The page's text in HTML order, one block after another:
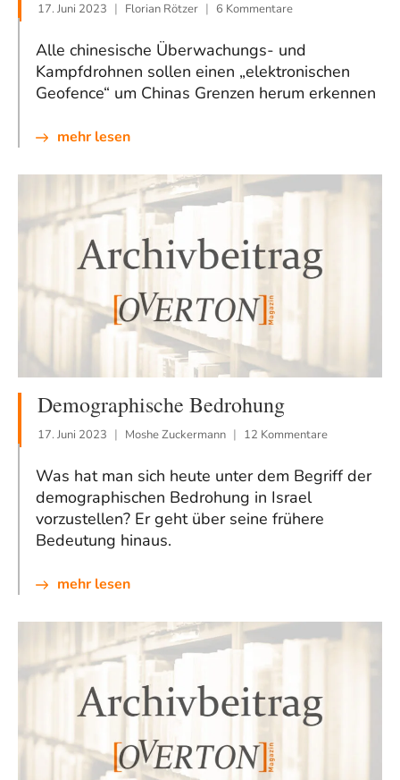
17. Juni 2023 Florian Rötzer 6 Kommentare
Alle chinesische Überwachungs- und
Kampfdrohnen sollen einen „elektronischen
Geofence“ um Chinas Grenzen herum erkennen
mehr lesen
Demographische Bedrohung
17. Juni 2023 Moshe Zuckermann 12 Kommentare
Was hat man sich heute unter dem Begriff der
demographischen Bedrohung in Israel
vorzustellen? Er geht über seine frühere
Bedeutung hinaus.
mehr lesen